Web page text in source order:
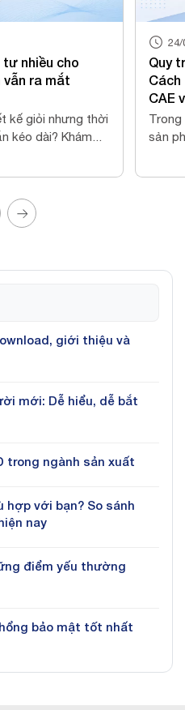
phẩm hiện đại:
nối CAD, CAM,
đổi mới
hiện đại, phát triển
việc riêng lẻ củ...
giới thiệu và
mới: Dễ hiểu, dễ bắt
trong ngành sản xuất
hợp với bạn? So sánh
nay
điểm yếu thường
bảo mật tốt nhất